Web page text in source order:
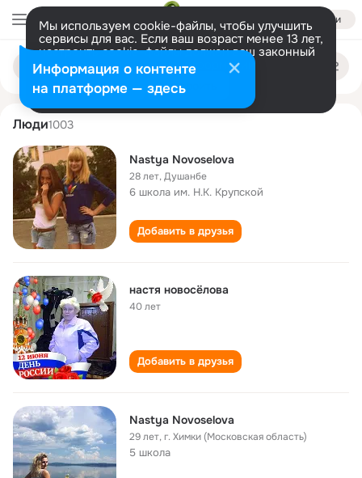
Войти
Мы используем cookie-файлы, чтобы улучшить
сервисы для вас. Если ваш возраст менее 13 лет,
настроить cookie-файлы должен ваш законный
представитель. Больше информации
Разрешить все Настроить
Поиск
людям
nastya novoselova
Люди1003
Nastya Novoselova
28 лет,Душанбе
6 школа им. Н.К. Крупской
Добавить в друзья
настя новосёлова
40 лет
Добавить в друзья
Nastya Novoselova
29 лет,г. Химки (Московская область)
5 школа
Информация о контенте
на платформе — здесь